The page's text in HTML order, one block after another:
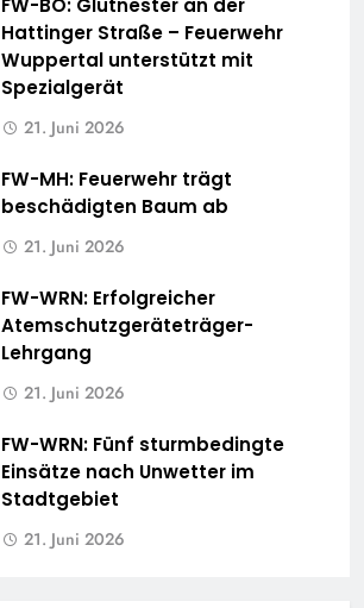
FW-BO: Glutnester an der
Hattinger Straße – Feuerwehr
Wuppertal unterstützt mit
Spezialgerät
21. Juni 2026
FW-MH: Feuerwehr trägt
beschädigten Baum ab
21. Juni 2026
FW-WRN: Erfolgreicher
Atemschutzgeräteträger-
Lehrgang
21. Juni 2026
FW-WRN: Fünf sturmbedingte
Einsätze nach Unwetter im
Stadtgebiet
21. Juni 2026